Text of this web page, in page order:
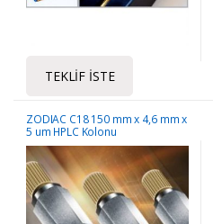
TEKLIF İSTE
ZODIAC C18 150 mm x 4,6 mm x
5 um HPLC Kolonu